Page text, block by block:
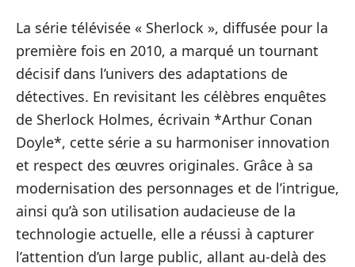
La série télévisée « Sherlock », diffusée pour la
première fois en 2010, a marqué un tournant
décisif dans l’univers des adaptations de
détectives. En revisitant les célèbres enquêtes
de Sherlock Holmes, écrivain *Arthur Conan
Doyle*, cette série a su harmoniser innovation
et respect des œuvres originales. Grâce à sa
modernisation des personnages et de l’intrigue,
ainsi qu’à son utilisation audacieuse de la
technologie actuelle, elle a réussi à capturer
l’attention d’un large public, allant au-delà des